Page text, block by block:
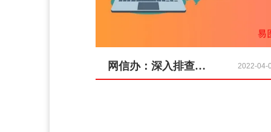
网信办：深入排查整改互联网企业平台算法铵全问题 2022-04-